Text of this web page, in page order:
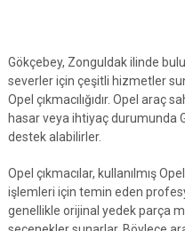
Gökçebey, Zonguldak ilinde
severler için çeşitli hizmetler
Opel çıkmacılığıdır. Opel araç
hasar veya ihtiyaç durumunda
destek alabilirler.
Opel çıkmacılar, kullanılmış
işlemleri için temin eden
genellikle orijinal yedek parça